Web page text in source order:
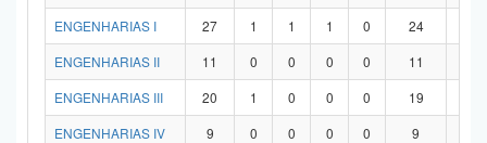
ENGENHARIAS I
27 1 1 1 0 24
ENGENHARIAS II
11 0 0 0 0 11
ENGENHARIAS III
20 1 0 0 0 19
ENGENHARIAS IV
9 0 0 0 0 9